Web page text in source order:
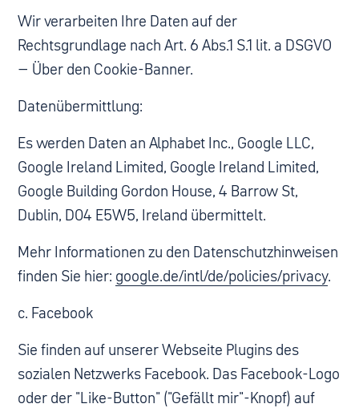
Wir verarbeiten Ihre Daten auf der
Rechtsgrundlage nach Art. 6 Abs.1 S.1 lit. a DSGVO
– Über den Cookie-Banner.
Datenübermittlung:
Es werden Daten an Alphabet Inc., Google LLC,
Google Ireland Limited, Google Ireland Limited,
Google Building Gordon House, 4 Barrow St,
Dublin, D04 E5W5, Ireland übermittelt.
Mehr Informationen zu den Datenschutzhinweisen
finden Sie hier: google.de/intl/de/policies/privacy.
c. Facebook
Sie finden auf unserer Webseite Plugins des
sozialen Netzwerks Facebook. Das Facebook-Logo
oder der "Like-Button" ("Gefällt mir"-Knopf) auf